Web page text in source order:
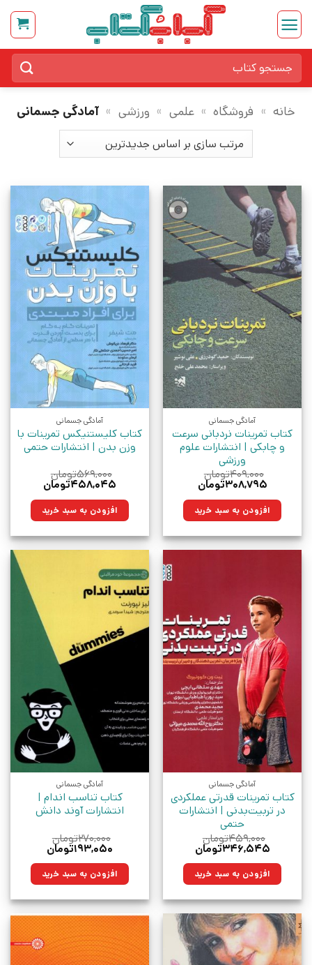
Skip
content
برای:
خانه » فروشگاه » علمی » ورزشی » آمادگی جسمانی
آمادگی جسمانی
کتاب تمرینات نردبانی سرعت
و چابکی | انتشارات علوم
ورزشی
۴۰۹,۰۰۰تومان
قیمت
۴۰۹,۰۰۰تومان
بود.
۳۰۸,۷۹۵تومان
۳۰۸,۷۹۵تومان.افزودن به سبد خرید
آمادگی جسمانی
کتاب کلیستنیکس تمرینات با
وزن بدن | انتشارات حتمی
۵۶۹,۰۰۰تومان
قیمت
۵۶۹,۰۰۰تومان
بود.
۴۵۸,۰۴۵تومان
۴۵۸,۰۴۵تومان. افزودن به سبد خرید
آمادگی جسمانی
کتاب تمرینات قدرتی عملکردی
در تربیت‌بدنی | انتشارات
حتمی
۴۵۹,۰۰۰تومان
قیمت
۴۵۹,۰۰۰تومان
بود.
۳۴۶,۵۴۵تومان
۳۴۶,۵۴۵تومان. افزودن به سبد خرید
آمادگی جسمانی
کتاب تناسب اندام |
انتشارات آوند دانش
۲۷۰,۰۰۰تومان
قیمت
۲۷۰,۰۰۰تومان
بود.
۱۹۳,۰۵۰تومان
۱۹۳,۰۵۰تومان.افزودن به سبد خرید